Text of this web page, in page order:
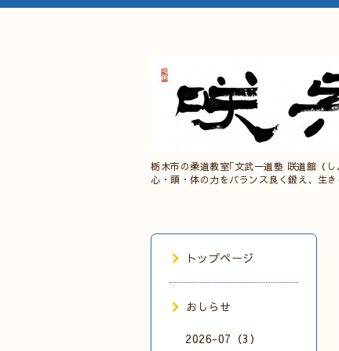
栃木市の柔道教室｢文武一道塾 咲道館（
心・頭・体の力をバランス良く鍛え、生
トップページ
おしらせ
2026-07（3）